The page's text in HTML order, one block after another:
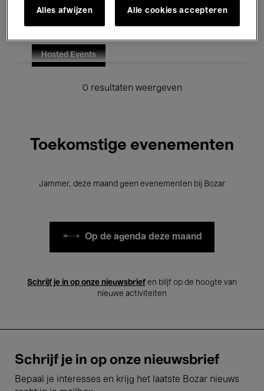
Onderwijs Rondleidingen
Hosted Events
0 resultaten weergeven
Toekomstige evenementen
Jammer, deze maand geen evenementen bij Bozar
Op de agenda deze maand
Schrijf je in op onze nieuwsbrief en blijf op de hoogte van
nieuwe activiteiten
Schrijf je in op onze nieuwsbrief
Bepaal je interesses en krijg het laatste Bozar nieuws
Alles afwijzen Alle cookies accepteren